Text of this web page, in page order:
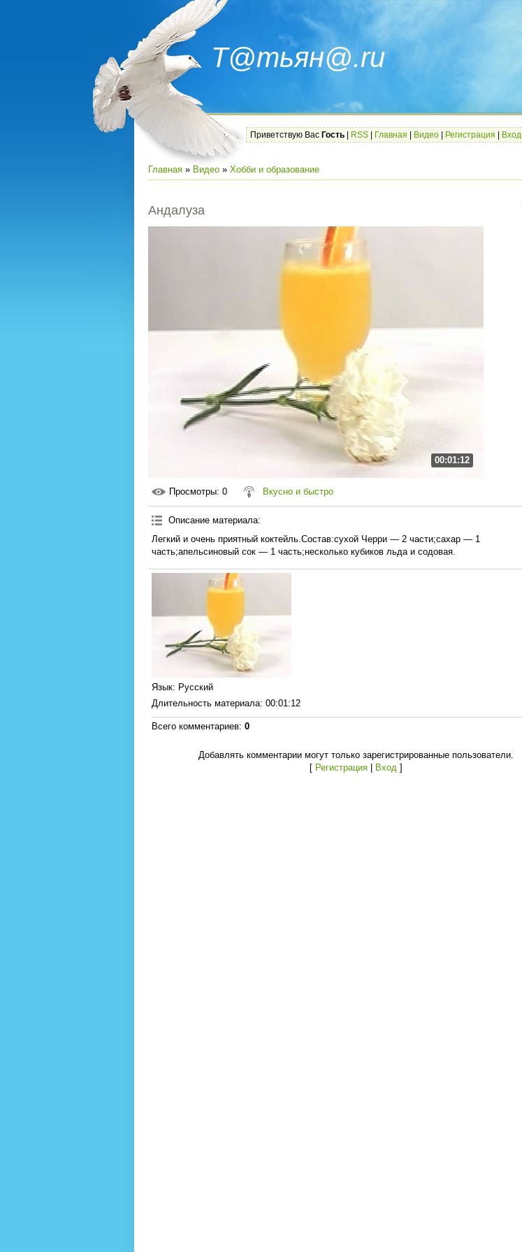
Т@тьян@.ru
Приветствую Вас Гость RSS Главная Видео Регистрация Вход
Главная » Видео » Хобби и образование
Андалуза
00:01:12
Просмотры: 0 Вкусно и быстро
Описание материала:
Легкий и очень приятный коктейль.Состав:сухой Черри — 2 части;сахар — 1
часть;апельсиновый сок — 1 часть;несколько кубиков льда и содовая.
Язык: Русский
Длительность материала: 00:01:12
Всего комментариев: 0
Добавлять комментарии могут только зарегистрированные пользователи.
[ Регистрация| Вход]